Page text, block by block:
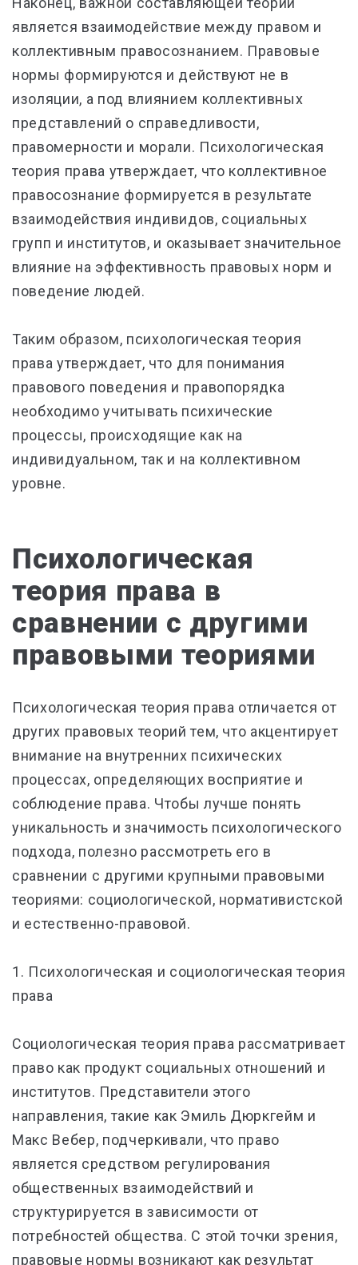
является взаимодействие между правом и
коллективным правосознанием. Правовые
нормы формируются и действуют не в
изоляции, а под влиянием коллективных
представлений о справедливости,
правомерности и морали. Психологическая
теория права утверждает, что коллективное
правосознание формируется в результате
взаимодействия индивидов, социальных
групп и институтов, и оказывает значительное
влияние на эффективность правовых норм и
поведение людей.
Таким образом, психологическая теория
права утверждает, что для понимания
правового поведения и правопорядка
необходимо учитывать психические
процессы, происходящие как на
индивидуальном, так и на коллективном
уровне.
Психологическая
теория права в
сравнении с другими
правовыми теориями
Психологическая теория права отличается от
других правовых теорий тем, что акцентирует
внимание на внутренних психических
процессах, определяющих восприятие и
соблюдение права. Чтобы лучше понять
уникальность и значимость психологического
подхода, полезно рассмотреть его в
сравнении с другими крупными правовыми
теориями: социологической, нормативистской
и естественно-правовой.
1. Психологическая и социологическая теория
права
Социологическая теория права рассматривает
право как продукт социальных отношений и
институтов. Представители этого
направления, такие как Эмиль Дюркгейм и
Макс Вебер, подчеркивали, что право
является средством регулирования
общественных взаимодействий и
структурируется в зависимости от
потребностей общества. С этой точки зрения,
правовые нормы возникают как результат